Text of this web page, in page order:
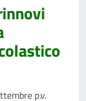
p.v.